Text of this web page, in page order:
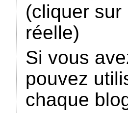
(cliquer sur
réelle)
Si vous
pouvez
chaque